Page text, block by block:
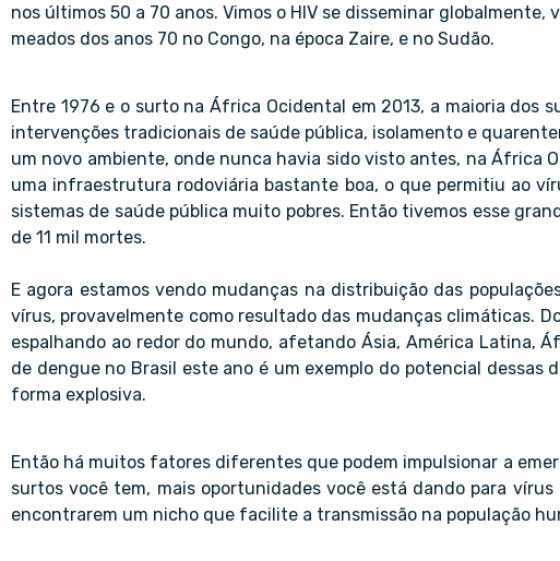
nos últimos 50 a 70 anos. Vimos o HIV se disseminar
meados dos anos 70 no Congo, na época Zaire, e no Sudão.
Entre 1976 e o surto na África Ocidental em 2013, a maioria dos
intervenções tradicionais de saúde pública, isolamento e
um novo ambiente, onde nunca havia sido visto antes, na África
uma infraestrutura rodoviária bastante boa, o que permitiu ao
sistemas de saúde pública muito pobres. Então tivemos esse
de 11 mil mortes.
E agora estamos vendo mudanças na distribuição das
vírus, provavelmente como resultado das mudanças climáticas.
espalhando ao redor do mundo, afetando Ásia, América Latina,
de dengue no Brasil este ano é um exemplo do potencial dessas
forma explosiva.
Então há muitos fatores diferentes que podem impulsionar a
surtos você tem, mais oportunidades você está dando para
encontrarem um nicho que facilite a transmissão na população